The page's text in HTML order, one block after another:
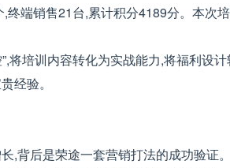
端销售21台,累计积分4189分。本次
将培训内容转化为实战能力,将福利设
经验。
,背后是荣途一套营销打法的成功验证。